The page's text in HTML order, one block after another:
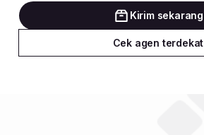
Kirim sekarang
Cek agen terdekat